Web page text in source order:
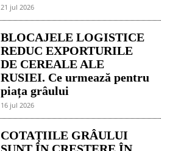
21 jul 2026
BLOCAJELE LOGISTICE
REDUC EXPORTURILE
DE CEREALE ALE
RUSIEI. Ce urmează pentru
piața grâului
16 jul 2026
COTAȚIILE GRÂULUI